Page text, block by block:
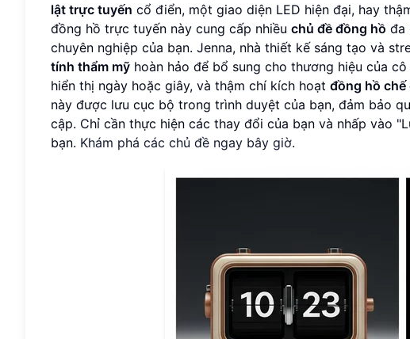
lật trực tuyến cổ điển, một giao diện LED hiện đại, hay
đồng hồ trực tuyến này cung cấp nhiều chủ đề đồng hồ đa
chuyên nghiệp của bạn. Jenna, nhà thiết kế sáng tạo và
tính thẩm mỹ hoàn hảo để bổ sung cho thương hiệu của
hiển thị ngày hoặc giây, và thậm chí kích hoạt đồng hồ chế
này được lưu cục bộ trong trình duyệt của bạn, đảm bảo
cập. Chỉ cần thực hiện các thay đổi của bạn và nhấp vào
bạn. Khám phá các chủ đề ngay bây giờ.